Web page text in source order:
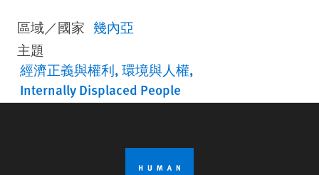
區域／國家 幾內亞
主題
經濟正義與權利 環境與人權
Internally Displaced People